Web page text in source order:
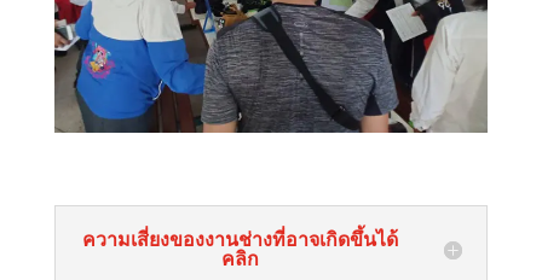
ความเสี่ยงของงานช่างที่อาจเกิดขึ้นได้
คลิก